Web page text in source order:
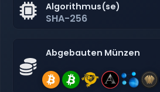
Algorithmus(se)
SHA-256
Abgebauten Münzen